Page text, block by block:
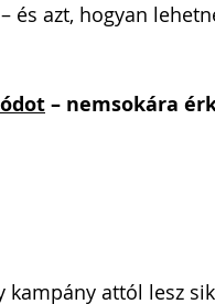
és azt, hogyan
– nemsokára
attól lesz